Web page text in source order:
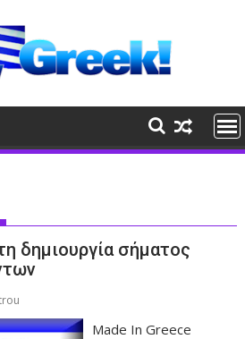
δημιουργία σήματος
Made In Greece